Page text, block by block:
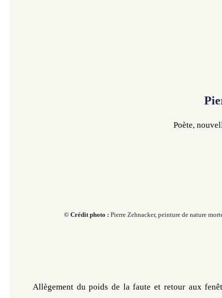
Poète,
© Crédit photo : Pierre Zehnacker, peinture de nature
Allègement du poids de la faute et retour aux